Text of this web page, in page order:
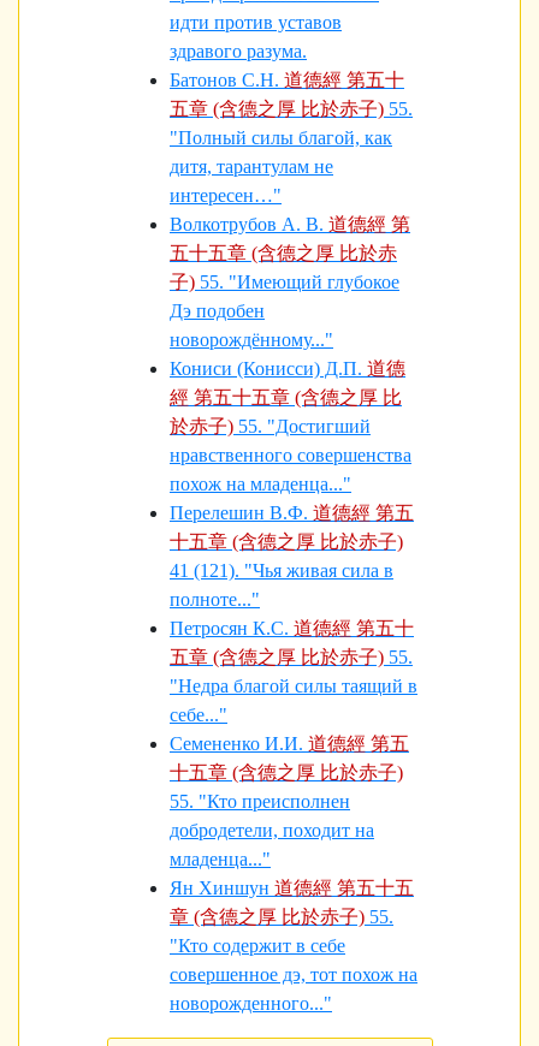
идти против уставов
здравого разума.
Батонов С.Н. 道德經 第五十
五章 (含德之厚 比於赤子) 55.
"Полный силы благой, как
дитя, тарантулам не
интересен…"
Волкотрубов А. В. 道德經 第
五十五章 (含德之厚 比於赤
子) 55. "Имеющий глубокое
Дэ подобен
новорождённому..."
Кониси (Конисси) Д.П. 道德
經 第五十五章 (含德之厚 比
於赤子) 55. "Достигший
нравственного совершенства
похож на младенца..."
Перелешин В.Ф. 道德經 第五
十五章 (含德之厚 比於赤子)
41 (121). "Чья живая сила в
полноте..."
Петросян К.С. 道德經 第五十
五章 (含德之厚 比於赤子) 55.
"Недра благой силы таящий в
себе..."
Семененко И.И. 道德經 第五
十五章 (含德之厚 比於赤子)
55. "Кто преисполнен
добродетели, походит на
младенца..."
Ян Хиншун 道德經 第五十五
章 (含德之厚 比於赤子) 55.
"Кто содержит в себе
совершенное дэ, тот похож на
новорожденного..."